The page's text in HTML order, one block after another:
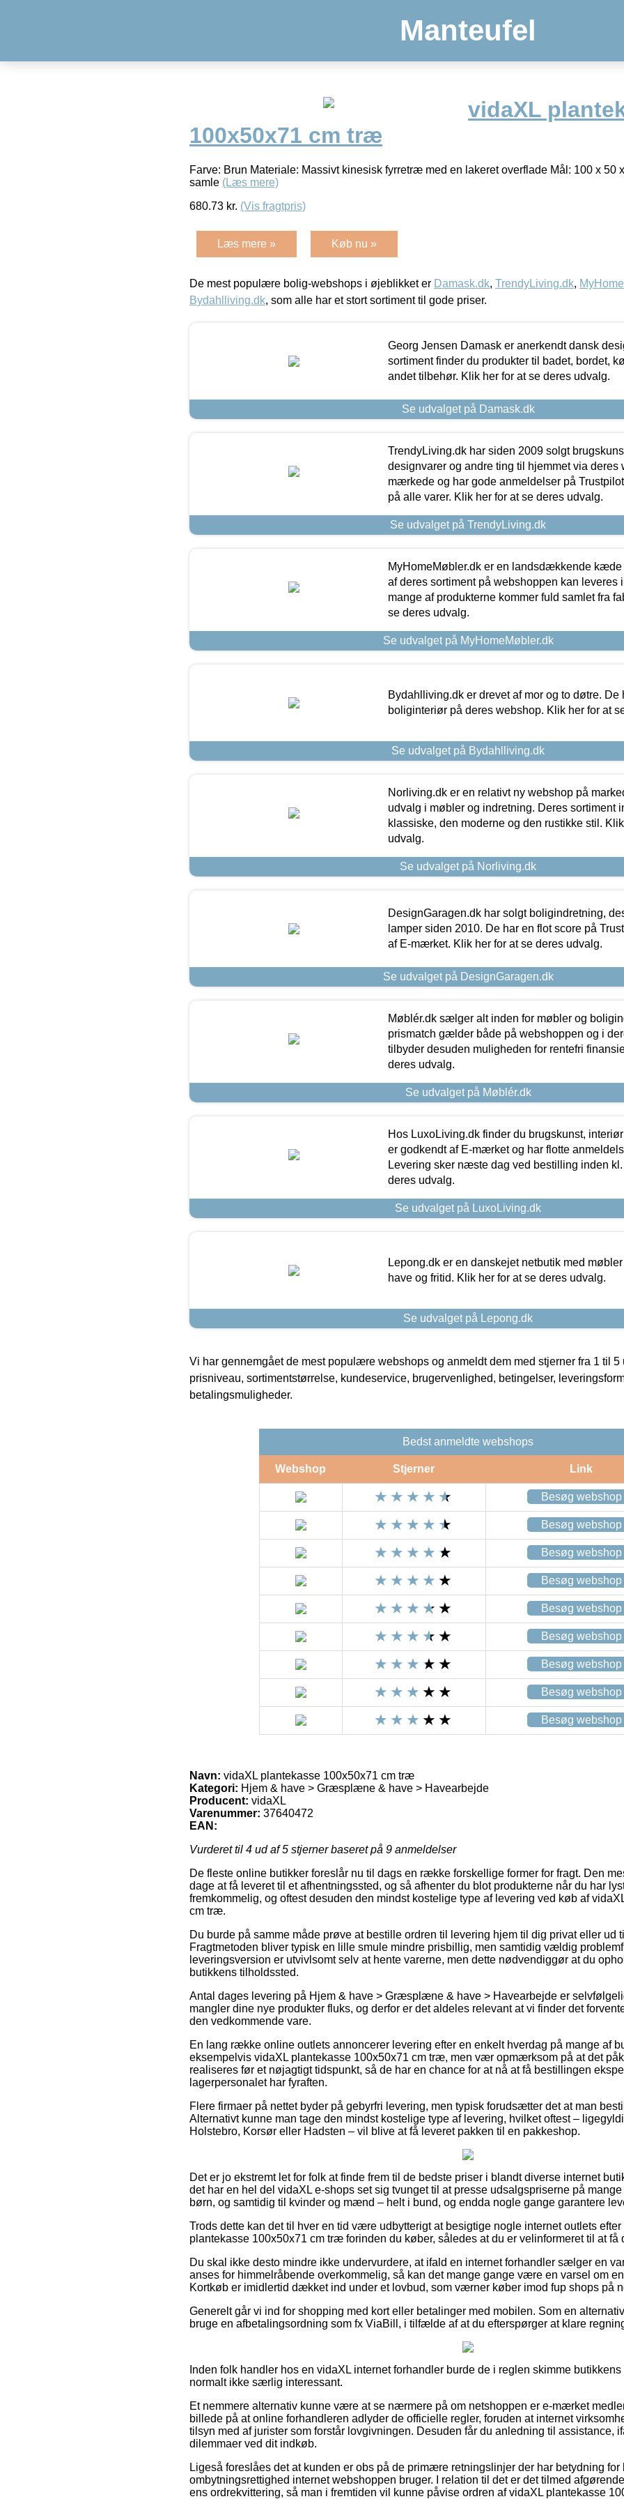
Manteufel
vidaXL
100x50x71 cm træ
Farve: Brun Materiale: Massivt kinesisk fyrretræ med en lakeret overflade Mål: 100 x 50
samle (Læs mere)
680.73 kr. (Vis fragtpris)
Læs mere » Køb nu »
De mest populære bolig-webshops i øjeblikket er Damask.dk, TrendyLiving.dk,
Bydahlliving.dk, som alle har et stort sortiment til gode priser.
Georg Jensen Damask er anerkendt dansk
sortiment finder du produkter til badet, bordet,
andet tilbehør. Klik her for at se deres udvalg.
Se udvalget på Damask.dk
TrendyLiving.dk har siden 2009 solgt
designvarer og andre ting til hjemmet via deres
mærkede og har gode anmeldelser på
på alle varer. Klik her for at se deres udvalg.
Se udvalget på TrendyLiving.dk
MyHomeMøbler.dk er en landsdækkende kæde
af deres sortiment på webshoppen kan leveres
mange af produkterne kommer fuld samlet fra
se deres udvalg.
Se udvalget på MyHomeMøbler.dk
Bydahlliving.dk er drevet af mor og to døtre. De
boliginteriør på deres webshop. Klik her for at
Se udvalget på Bydahlliving.dk
Norliving.dk er en relativt ny webshop på
udvalg i møbler og indretning. Deres sortiment
klassiske, den moderne og den rustikke stil.
udvalg.
Se udvalget på Norliving.dk
DesignGaragen.dk har solgt boligindretning,
lamper siden 2010. De har en flot score på
af E-mærket. Klik her for at se deres udvalg.
Se udvalget på DesignGaragen.dk
Møblér.dk sælger alt inden for møbler og
prismatch gælder både på webshoppen og i
tilbyder desuden muligheden for rentefri
deres udvalg.
Se udvalget på Møblér.dk
Hos LuxoLiving.dk finder du brugskunst,
er godkendt af E-mærket og har flotte
Levering sker næste dag ved bestilling inden
deres udvalg.
Se udvalget på LuxoLiving.dk
Lepong.dk er en danskejet netbutik med
have og fritid. Klik her for at se deres udvalg.
Se udvalget på Lepong.dk
Vi har gennemgået de mest populære webshops og anmeldt dem med stjerner fra 1 til 5
prisniveau, sortimentstørrelse, kundeservice, brugervenlighed, betingelser,
betalingsmuligheder.
Bedst anmeldte webshops
Webshop Stjerner Link
Besøg webshop
Besøg webshop
Besøg webshop
Besøg webshop
Besøg webshop
Besøg webshop
Besøg webshop
Besøg webshop
Besøg webshop
Navn: vidaXL plantekasse 100x50x71 cm træ
Kategori: Hjem & have > Græsplæne & have > Havearbejde
Producent: vidaXL
Varenummer: 37640472
EAN:
Vurderet til 4 ud af 5 stjerner baseret på 9 anmeldelser
De fleste online butikker foreslår nu til dags en række forskellige former for fragt. Den
dage at få leveret til et afhentningssted, og så afhenter du blot produkterne når du har
fremkommelig, og oftest desuden den mindst kostelige type af levering ved køb af
cm træ.
Du burde på samme måde prøve at bestille ordren til levering hjem til dig privat eller ud
Fragtmetoden bliver typisk en lille smule mindre prisbillig, men samtidig vældig
leveringsversion er utvivlsomt selv at hente varerne, men dette nødvendiggør at du
butikkens tilholdssted.
Antal dages levering på Hjem & have > Græsplæne & have > Havearbejde er
mangler dine nye produkter fluks, og derfor er det aldeles relevant at vi finder det
den vedkommende vare.
En lang række online outlets annoncerer levering efter en enkelt hverdag på mange af
eksempelvis vidaXL plantekasse 100x50x71 cm træ, men vær opmærksom på at det
realiseres før et nøjagtigt tidspunkt, så de har en chance for at nå at få bestillingen
lagerpersonalet har fyraften.
Flere firmaer på nettet byder på gebyrfri levering, men typisk forudsætter det at man
Alternativt kunne man tage den mindst kostelige type af levering, hvilket oftest –
Holstebro, Korsør eller Hadsten – vil blive at få leveret pakken til en pakkeshop.
Det er jo ekstremt let for folk at finde frem til de bedste priser i blandt diverse internet
det har en hel del vidaXL e-shops set sig tvunget til at presse udsalgspriserne på mange
børn, og samtidig til kvinder og mænd – helt i bund, og endda nogle gange garantere
Trods dette kan det til hver en tid være udbytterigt at besigtige nogle internet outlets
plantekasse 100x50x71 cm træ forinden du køber, således at du er velinformeret til at få
Du skal ikke desto mindre ikke undervurdere, at ifald en internet forhandler sælger en
anses for himmelråbende overkommelig, så kan det mange gange være en varsel om
Kortkøb er imidlertid dækket ind under et lovbud, som værner køber imod fup shops på
Generelt går vi ind for shopping med kort eller betalinger med mobilen. Som en
bruge en afbetalingsordning som fx ViaBill, i tilfælde af at du efterspørger at klare
Inden folk handler hos en vidaXL internet forhandler burde de i reglen skimme butikkens
normalt ikke særlig interessant.
Et nemmere alternativ kunne være at se nærmere på om netshoppen er e-mærket
billede på at online forhandleren adlyder de officielle regler, foruden at internet
tilsyn med af jurister som forstår lovgivningen. Desuden får du anledning til assistance,
dilemmaer ved dit indkøb.
Ligeså foreslåes det at kunden er obs på de primære retningslinjer der har betydning for
ombytningsrettighed internet webshoppen bruger. I relation til det er det tilmed
ens ordrekvittering, så man i fremtiden vil kunne påvise ordren af vidaXL plantekasse